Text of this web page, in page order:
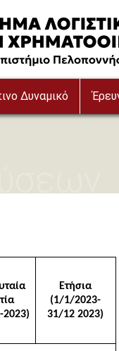
Δυναμικό
2023)
Ετήσια
(1/1/2023-
31/12 2023)